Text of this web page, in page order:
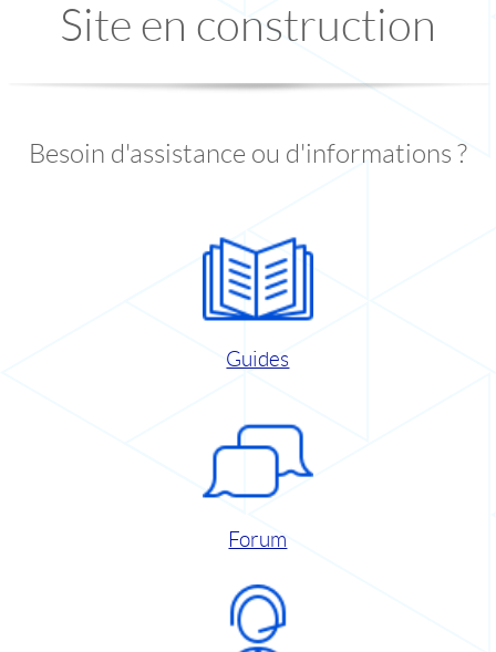
Site en construction
Besoin d'assistance ou d'informations ?
Guides
Forum